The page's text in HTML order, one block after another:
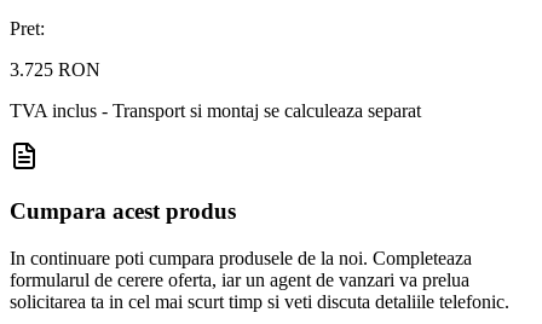
Pret:
3.725 RON
TVA inclus - Transport si montaj se calculeaza separat
Cumpara acest produs
In continuare poti cumpara produsele de la noi. Completeaza
formularul de cerere oferta, iar un agent de vanzari va prelua
solicitarea ta in cel mai scurt timp si veti discuta detaliile telefonic.